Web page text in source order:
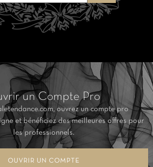
un Compte Pro
ouvrez un compte pro
et bénéficiez des meilleures offres pour
les professionnels.
OUVRIR UN COMPTE